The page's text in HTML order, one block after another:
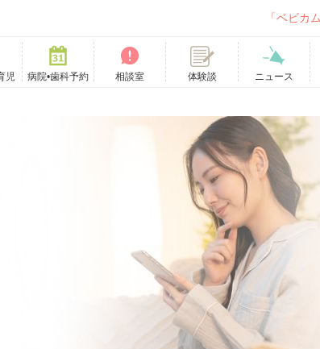
「ベビカ
児 病院•歯科予約 相談室 体験談 ニュース